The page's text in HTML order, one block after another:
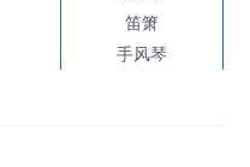
笛箫
手风琴